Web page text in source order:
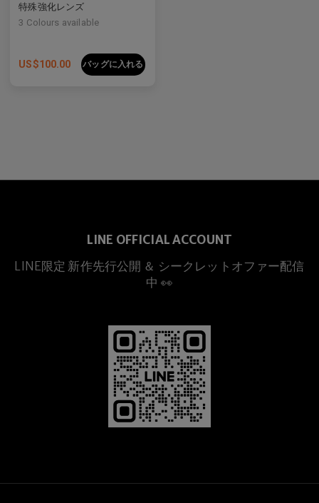
特殊強化レンズ
3 Colours available
US$100.00 バッグに入れる
LINE OFFICIAL ACCOUNT
LINE限定 新作先行公開 ＆ シークレットオファー配信
中 👀